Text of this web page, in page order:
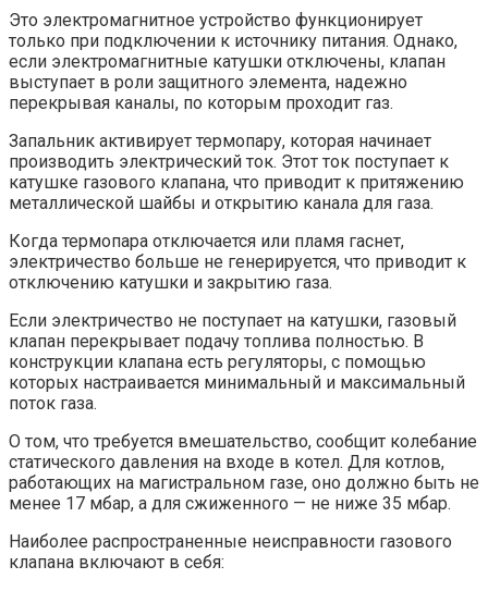
Это электромагнитное устройство функционирует
только при подключении к источнику питания. Однако,
если электромагнитные катушки отключены, клапан
выступает в роли защитного элемента, надежно
перекрывая каналы, по которым проходит газ.
Запальник активирует термопару, которая начинает
производить электрический ток. Этот ток поступает к
катушке газового клапана, что приводит к притяжению
металлической шайбы и открытию канала для газа.
Когда термопара отключается или пламя гаснет,
электричество больше не генерируется, что приводит к
отключению катушки и закрытию газа.
Если электричество не поступает на катушки, газовый
клапан перекрывает подачу топлива полностью. В
конструкции клапана есть регуляторы, с помощью
которых настраивается минимальный и максимальный
поток газа.
О том, что требуется вмешательство, сообщит колебание
статического давления на входе в котел. Для котлов,
работающих на магистральном газе, оно должно быть не
менее 17 мбар, а для сжиженного — не ниже 35 мбар.
Наиболее распространенные неисправности газового
клапана включают в себя: